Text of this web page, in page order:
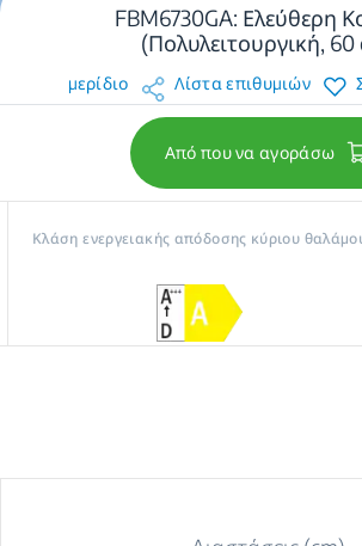
FBM6730GA: Ελεύθερη
(Πολυλειτουργική, 60
μερίδιο Λίστα επιθυμιών
Από που να αγοράσω
Κλάση ενεργειακής απόδοσης κύριου